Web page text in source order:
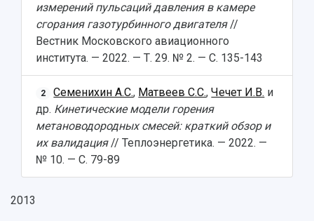
измерений пульсаций давления в камере
сгорания газотурбинного двигателя//
Вестник Московского авиационного
института. — 2022. — Т. 29. № 2. — С. 135-143
2 Семенихин А.С., Матвеев С.С.,Чечет И.В. и
др. Кинетические модели горения
метановодородных смесей: краткий обзор и
их валидация// Теплоэнергетика. — 2022. —
№ 10. — С. 79-89
2013